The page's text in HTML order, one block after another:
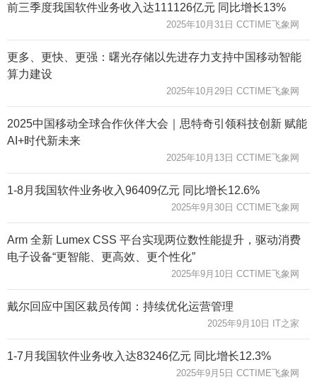
前三季度我国软件业务收入达111126亿元 同比增长13%
2025年10月31日 CCTIME飞象网
更多、更快、更强：曙光存储以先进存力支持中国移动智能
算力建设
2025年10月29日 CCTIME飞象网
2025中国移动全球合作伙伴大会｜思特奇引领科技创新 赋能
AI+时代新未来
2025年10月13日 CCTIME飞象网
1-8月我国软件业务收入96409亿元 同比增长12.6%
2025年9月30日 CCTIME飞象网
Arm 全新 Lumex CSS 平台实现两位数性能提升，驱动消费
电子设备“更智能、更高效、更个性化”
2025年9月10日 CCTIME飞象网
戴尔回应中国区裁员传闻：持续优化运营管理
2025年9月10日 IT之家
1-7月我国软件业务收入达83246亿元 同比增长12.3%
2025年9月5日 CCTIME飞象网